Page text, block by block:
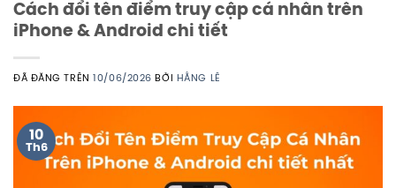
Cách đổi tên điểm truy cập cá nhân trên
iPhone & Android chi tiết
ĐÃ ĐĂNG TRÊN10/06/2026 BỞI HẰNG LÊ
10
Th6